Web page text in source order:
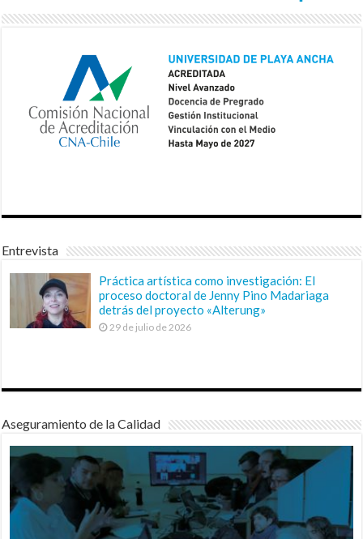
Entrevista
Práctica artística como investigación: El
proceso doctoral de Jenny Pino Madariaga
detrás del proyecto «Alterung»
29 de julio de 2026
Aseguramiento de la Calidad